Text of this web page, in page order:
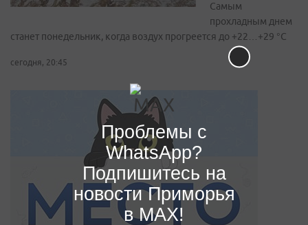
Самым
прохладным днем
станет понедельник, когда воздух прогреется до +22…+29 °С
сегодня, 20:45
Проблемы с
WhatsApp?
Подпишитесь на
новости Приморья
в MAX!